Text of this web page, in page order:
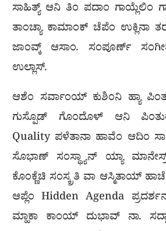
ಸಾಹಿತ್ಯ್ ಆನಿ ತಿಂ ಪದಾಂ
ತಾಂಚ್ಯಾ ಕಾಮಾಂಕ್ ಚೆಪೆಂ ಉಕ್ಲಿನಾ
ಜಾಂವ್ಕ್ ಆಸಾಂ. ಸಂಪೂರ್ಣ್
ಉಲ್ಲಾಸ್.
ಆಶೆಂ ಸರ್ವಾಂಯ್ ಕುಶಿಂನಿ ಹ್ಯಾ
ಗುಸ್ಪೊಡ್ ಗೊಂದೊಳ್ ಆನಿ
Quality ಪಳೆತಾನಾ ಹಾವೆಂ ಆದಿಂ
ಸೊಭಾಣ್ ಸಂಸ್ಥ್ಯಾನ್ ಯ್ಯಾ
ಕೊಂಕ್ಣೆಚಿ ಸಂಸ್ಕ್ರತಿ ವಾ ಆಸ್ಮಿತಾಯ್
ಆಪ್ಲೆಂ Hidden Agenda
ಮ್ಹಾಕಾ ಕಾಂಯ್ ದುಭಾವ್ ನಾ.